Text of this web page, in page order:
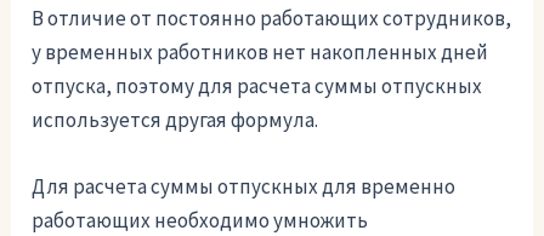
В отличие от постоянно работающих сотрудников,
у временных работников нет накопленных дней
отпуска, поэтому для расчета суммы отпускных
используется другая формула.
Для расчета суммы отпускных для временно
работающих необходимо умножить